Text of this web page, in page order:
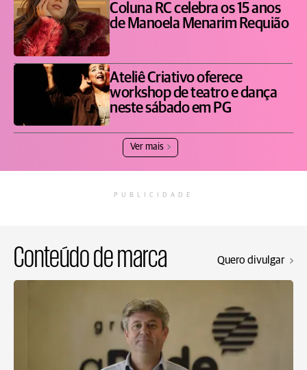
Coluna RC celebra os 15 anos
de Manoela Menarim Requião
Ateliê Criativo oferece
workshop de teatro e dança
neste sábado em PG
Ver mais
PUBLICIDADE
Conteúdo de marca Quero divulgar